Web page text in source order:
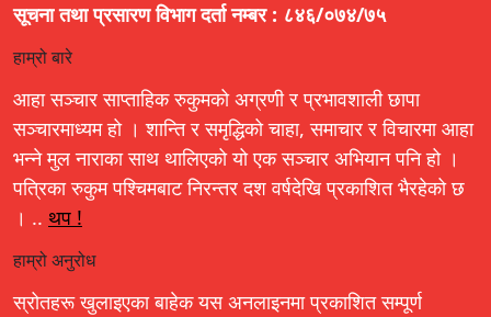
सूचना तथा प्रसारण विभाग दर्ता नम्बर : ८४६/०७४/७५
हाम्रो बारे
आहा सञ्चार साप्ताहिक रुकुमको अग्रणी र प्रभावशाली छापा
सञ्चारमाध्यम हो । शान्ति र समृद्धिको चाहा, समाचार र विचारमा आहा
भन्ने मुल नाराका साथ थालिएको यो एक सञ्चार अभियान पनि हो ।
पत्रिका रुकुम पश्चिमबाट निरन्तर दश वर्षदेखि प्रकाशित भैरहेको छ
। .. थप !
हाम्रो अनुरोध
स्रोतहरू खुलाइएका बाहेक यस अनलाइनमा प्रकाशित सम्पूर्ण